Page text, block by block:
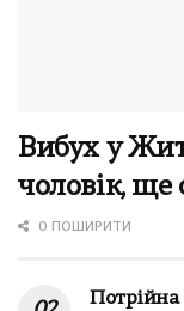
Вибух у
чоловік,
0 ПОШИРИТИ
Потрійна